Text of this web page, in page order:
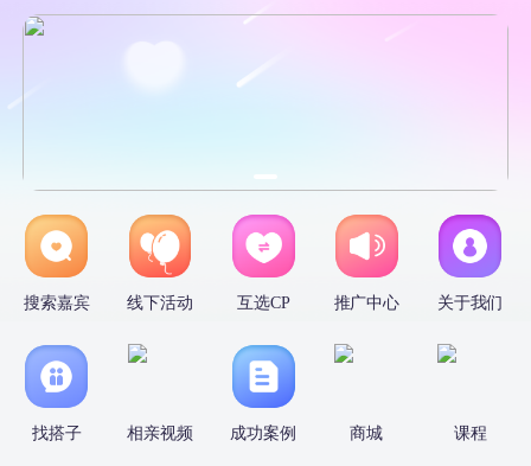
搜索嘉宾 线下活动 互选CP 推广中心 关于我们
找搭子 相亲视频 成功案例 商城 课程